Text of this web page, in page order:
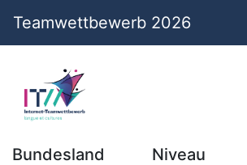
Teamwettbewerb 2026
Bundesland Niveau